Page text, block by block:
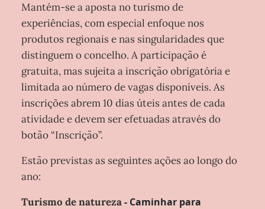
Mantém-se a aposta no turismo de
experiências, com especial enfoque nos
produtos regionais e nas singularidades que
distinguem o concelho. A participação é
gratuita, mas sujeita a inscrição obrigatória e
limitada ao número de vagas disponíveis. As
inscrições abrem 10 dias úteis antes de cada
atividade e devem ser efetuadas através do
botão “Inscrição”.
Estão previstas as seguintes ações ao longo do
ano:
Turismo de natureza- Caminhar para